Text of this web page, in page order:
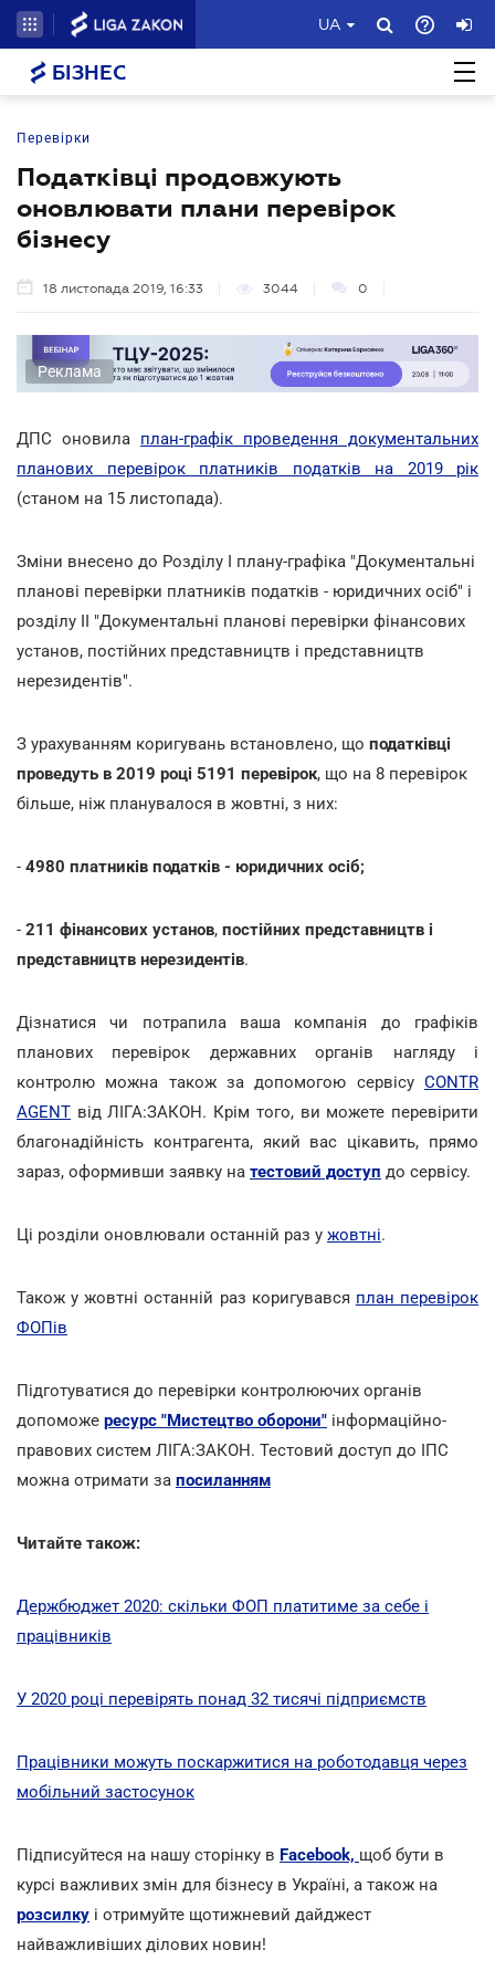
UA
БІЗНЕС
Перевірки
Податківці продовжують
оновлювати плани перевірок
бізнесу
18 листопада 2019, 16:33 3044 0
Реклама
ДПС оновила план-графік проведення документальних
планових перевірок платників податків на 2019 рік
(станом на 15 листопада).
Зміни внесено до Розділу I плану-графіка "Документальні
планові перевірки платників податків - юридичних осіб" і
розділу II "Документальні планові перевірки фінансових
установ, постійних представництв і представництв
нерезидентів".
З урахуванням коригувань встановлено, що податківці
проведуть в 2019 році 5191 перевірок, що на 8 перевірок
більше, ніж планувалося в жовтні, з них:
- 4980 платників податків - юридичних осіб;
- 211 фінансових установ, постійних представництв і
представництв нерезидентів.
Дізнатися чи потрапила ваша компанія до графіків
планових перевірок державних органів нагляду і
контролю можна також за допомогою сервісу CONTR
AGENT від ЛІГА:ЗАКОН. Крім того, ви можете перевірити
благонадійність контрагента, який вас цікавить, прямо
зараз, оформивши заявку на тестовий доступ до сервісу.
Ці розділи оновлювали останній раз у жовтні.
Також у жовтні останній раз коригувався план перевірок
ФОПів
Підготуватися до перевірки контролюючих органів
допоможе ресурс "Мистецтво оборони" інформаційно-
правових систем ЛІГА:ЗАКОН. Тестовий доступ до ІПС
можна отримати за посиланням
Читайте також:
Держбюджет 2020: скільки ФОП платитиме за себе і
працівників
У 2020 році перевірять понад 32 тисячі підприємств
Працівники можуть поскаржитися на роботодавця через
мобільний застосунок
Підписуйтеся на нашу сторінку в Facebook, щоб бути в
курсі важливих змін для бізнесу в Україні, а також на
розсилку і отримуйте щотижневий дайджест
найважливіших ділових новин!